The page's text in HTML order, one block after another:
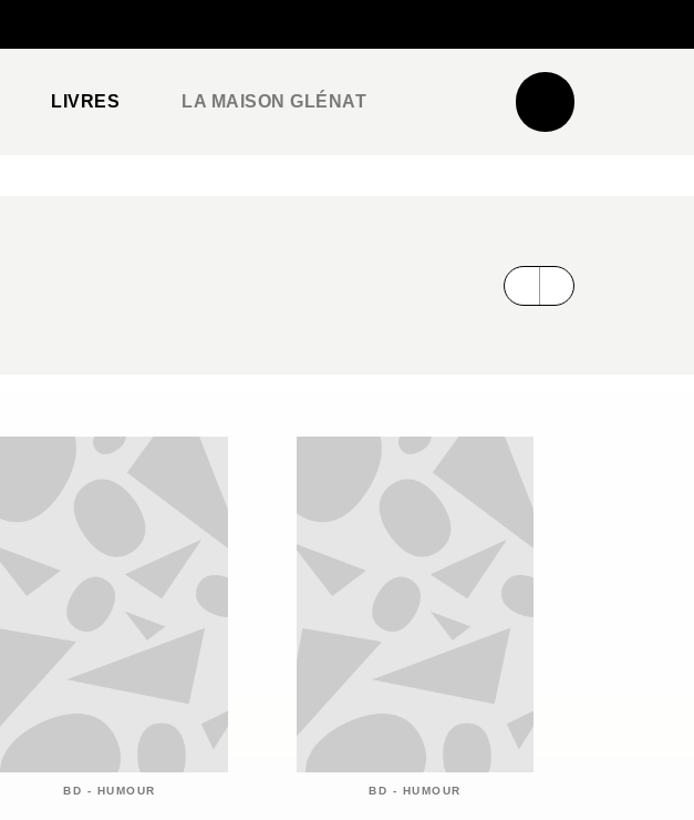
LIVRES LA MAISON GLÉNAT
BD - HUMOUR BD - HUMOUR